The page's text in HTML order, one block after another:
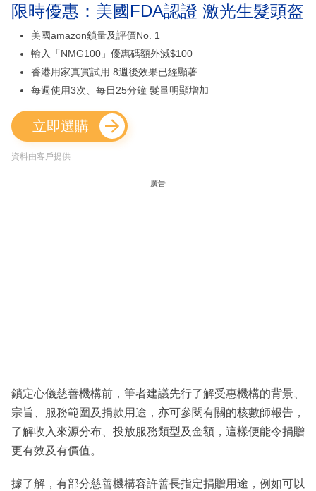
限時優惠：美國FDA認證 激光生髮頭盔
美國amazon鎖量及評價No. 1
輸入「NMG100」優惠碼額外減$100
香港用家真實試用 8週後效果已經顯著
每週使用3次、每日25分鐘 髮量明顯增加
立即選購
資料由客戶提供
廣告
鎖定心儀慈善機構前，筆者建議先行了解受惠機構的背景、
宗旨、服務範圍及捐款用途，亦可參閱有關的核數師報告，
了解收入來源分布、投放服務類型及金額，這樣便能令捐贈
更有效及有價值。
據了解，有部分慈善機構容許善長指定捐贈用途，例如可以